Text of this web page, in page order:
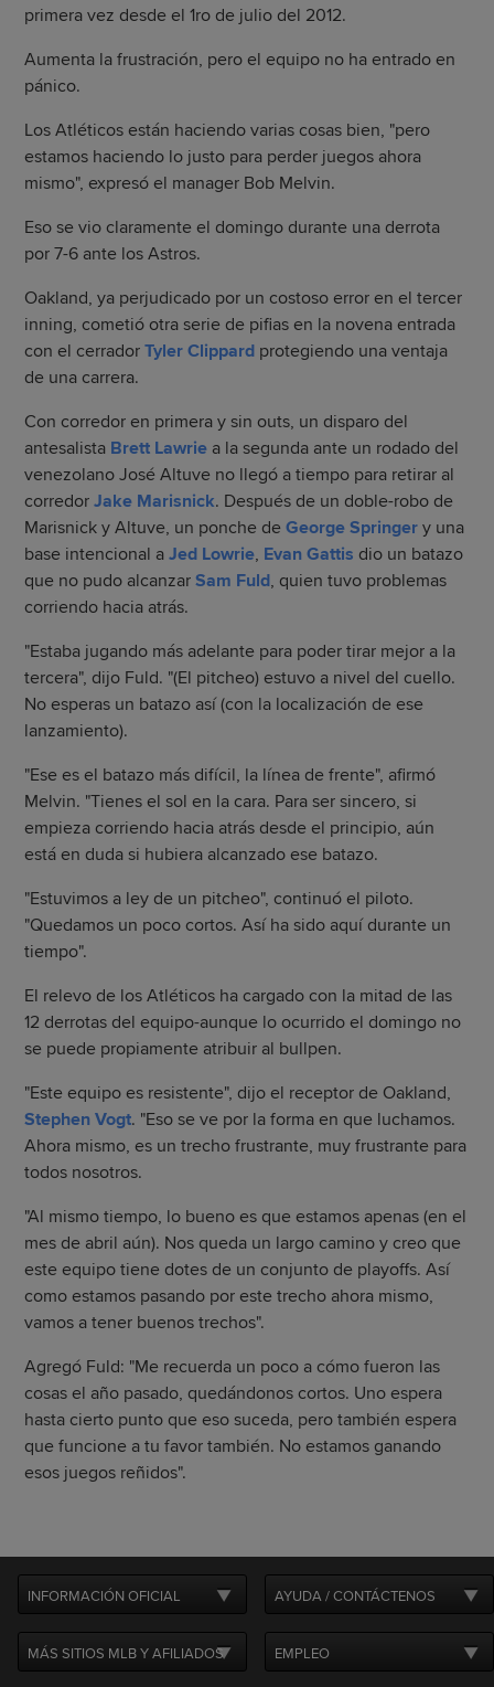
primera vez desde el 1ro de julio del 2012.
Aumenta la frustración, pero el equipo no ha entrado en
pánico.
Los Atléticos están haciendo varias cosas bien, "pero
estamos haciendo lo justo para perder juegos ahora
mismo", expresó el manager Bob Melvin.
Eso se vio claramente el domingo durante una derrota
por 7-6 ante los Astros.
Oakland, ya perjudicado por un costoso error en el tercer
inning, cometió otra serie de pifias en la novena entrada
con el cerradorTyler Clippard protegiendo una ventaja
de una carrera.
Con corredor en primera y sin outs, un disparo del
antesalista Brett Lawrie a la segunda ante un rodado del
venezolano José Altuve no llegó a tiempo para retirar al
corredorJake Marisnick. Después de un doble-robo de
Marisnick y Altuve, un ponche deGeorge Springer y una
base intencional aJed Lowrie, Evan Gattis dio un batazo
que no pudo alcanzarSam Fuld, quien tuvo problemas
corriendo hacia atrás.
"Estaba jugando más adelante para poder tirar mejor a la
tercera", dijo Fuld. "(El pitcheo) estuvo a nivel del cuello.
No esperas un batazo así (con la localización de ese
lanzamiento).
"Ese es el batazo más difícil, la línea de frente", afirmó
Melvin. "Tienes el sol en la cara. Para ser sincero, si
empieza corriendo hacia atrás desde el principio, aún
está en duda si hubiera alcanzado ese batazo.
"Estuvimos a ley de un pitcheo", continuó el piloto.
"Quedamos un poco cortos. Así ha sido aquí durante un
tiempo".
El relevo de los Atléticos ha cargado con la mitad de las
12 derrotas del equipo-aunque lo ocurrido el domingo no
se puede propiamente atribuir al bullpen.
"Este equipo es resistente", dijo el receptor de Oakland,
Stephen Vogt. "Eso se ve por la forma en que luchamos.
Ahora mismo, es un trecho frustrante, muy frustrante para
todos nosotros.
"Al mismo tiempo, lo bueno es que estamos apenas (en el
mes de abril aún). Nos queda un largo camino y creo que
este equipo tiene dotes de un conjunto de playoffs. Así
como estamos pasando por este trecho ahora mismo,
vamos a tener buenos trechos".
Agregó Fuld: "Me recuerda un poco a cómo fueron las
cosas el año pasado, quedándonos cortos. Uno espera
hasta cierto punto que eso suceda, pero también espera
que funcione a tu favor también. No estamos ganando
esos juegos reñidos".
INFORMACIÓN OFICIAL AYUDA / CONTÁCTENOS
MÁS SITIOS MLB Y AFILIADOS EMPLEO